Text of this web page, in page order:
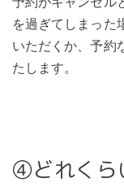
を過ぎてしまった
いただくか、予約
たします。
④どれくら